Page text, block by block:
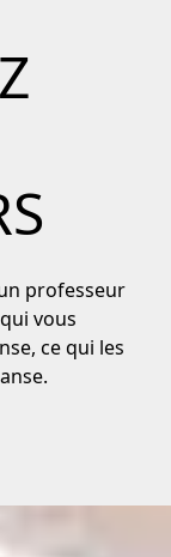
professeur
vous
ce qui les